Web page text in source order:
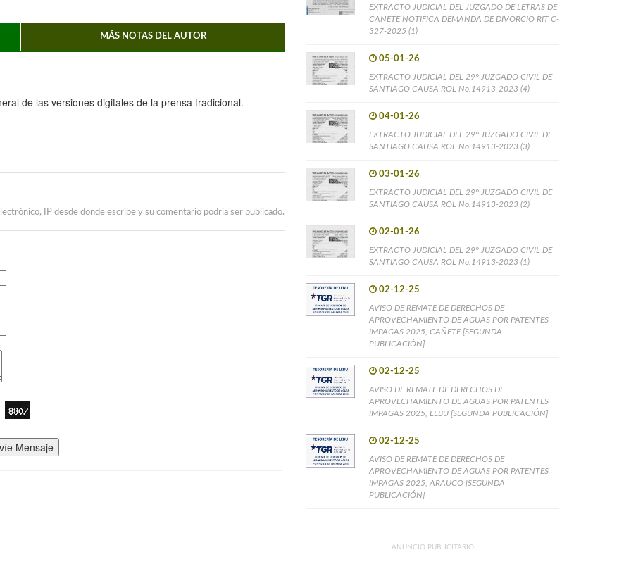
MÁS NOTAS DEL AUTOR
de las versiones digitales de la prensa tradicional.
IP desde donde escribe y su comentario podría ser publicado.
Mensaje
EXTRACTO JUDICIAL DEL JUZGADO DE LETRAS DE
CAÑETE NOTIFICA DEMANDA DE DIVORCIO RIT C-
327-2025 (1)
05-01-26
EXTRACTO JUDICIAL DEL 29° JUZGADO CIVIL DE
SANTIAGO CAUSA ROL No.14913-2023 (4)
04-01-26
EXTRACTO JUDICIAL DEL 29° JUZGADO CIVIL DE
SANTIAGO CAUSA ROL No.14913-2023 (3)
03-01-26
EXTRACTO JUDICIAL DEL 29° JUZGADO CIVIL DE
SANTIAGO CAUSA ROL No.14913-2023 (2)
02-01-26
EXTRACTO JUDICIAL DEL 29° JUZGADO CIVIL DE
SANTIAGO CAUSA ROL No.14913-2023 (1)
02-12-25
AVISO DE REMATE DE DERECHOS DE
APROVECHAMIENTO DE AGUAS POR PATENTES
IMPAGAS 2025, CAÑETE [SEGUNDA
PUBLICACIÓN]
02-12-25
AVISO DE REMATE DE DERECHOS DE
APROVECHAMIENTO DE AGUAS POR PATENTES
IMPAGAS 2025, LEBU [SEGUNDA PUBLICACIÓN]
02-12-25
AVISO DE REMATE DE DERECHOS DE
APROVECHAMIENTO DE AGUAS POR PATENTES
IMPAGAS 2025, ARAUCO [SEGUNDA
PUBLICACIÓN]
ANUNCIO PUBLICITARIO